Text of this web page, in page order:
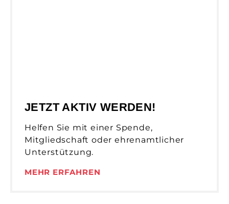
JETZT AKTIV WERDEN!
Helfen Sie mit einer Spende,
Mitgliedschaft oder ehrenamtlicher
Unterstützung.
MEHR ERFAHREN